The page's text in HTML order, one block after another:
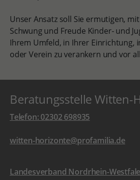
Unser Ansatz soll Sie ermutigen,
Schwung und Freude Kinder- und
Ihrem Umfeld, in Ihrer Einrichtung,
oder Verein zu verankern und vor
Beratungsstelle Witten-
Telefon: 02302 698935
witten-horizonte@profamilia.de
Landesverband Nordrhein-